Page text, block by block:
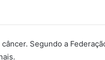
Segundo a